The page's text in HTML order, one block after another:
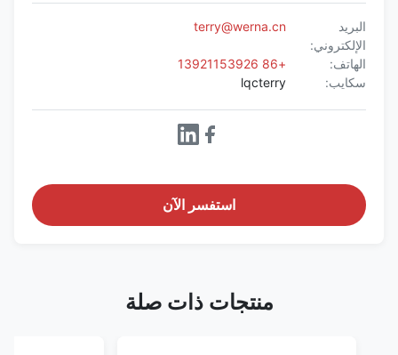
البريد
الإلكتروني:
terry@werna.cn
الهاتف:
+86 13921153926
سكايب:
lqcterry
استفسر الآن
منتجات ذات صلة